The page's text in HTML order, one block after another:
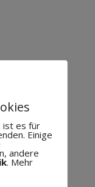
ist es für
Einige
andere
. Mehr